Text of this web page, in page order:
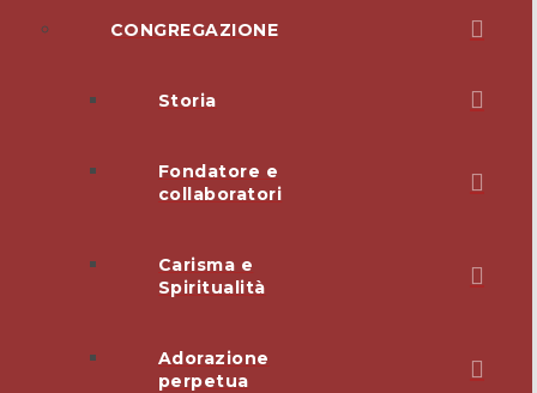
CONGREGAZIONE
Storia
Fondatore e
collaboratori
Carisma e
Spiritualità
Adorazione
perpetua